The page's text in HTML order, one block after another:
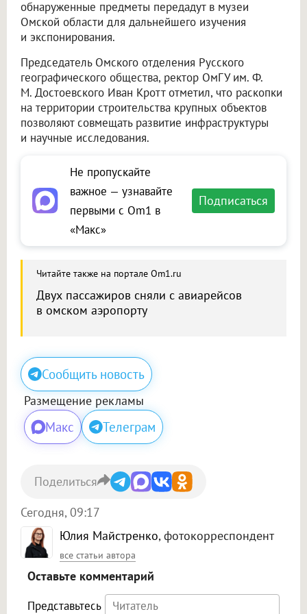
обнаруженные предметы передадут в музеи
Омской области для дальнейшего изучения
и экспонирования.
Председатель Омского отделения Русского
географического общества, ректор ОмГУ им. Ф.
М. Достоевского Иван Кротт отметил, что раскопки
на территории строительства крупных объектов
позволяют совмещать развитие инфраструктуры
и научные исследования.
Не пропускайте
важное — узнавайте
первыми с Om1 в
«Макс»
Подписаться
Читайте также на портале Om1.ru
Двух пассажиров сняли с авиарейсов
в омском аэропорту
Сообщить новость
Размещение рекламы
Макс Телеграм
Юлия Майстренко, фотокорреспондент
все статьи автора
Сегодня, 09:17
Поделиться
Оставьте комментарий
Представьтесь